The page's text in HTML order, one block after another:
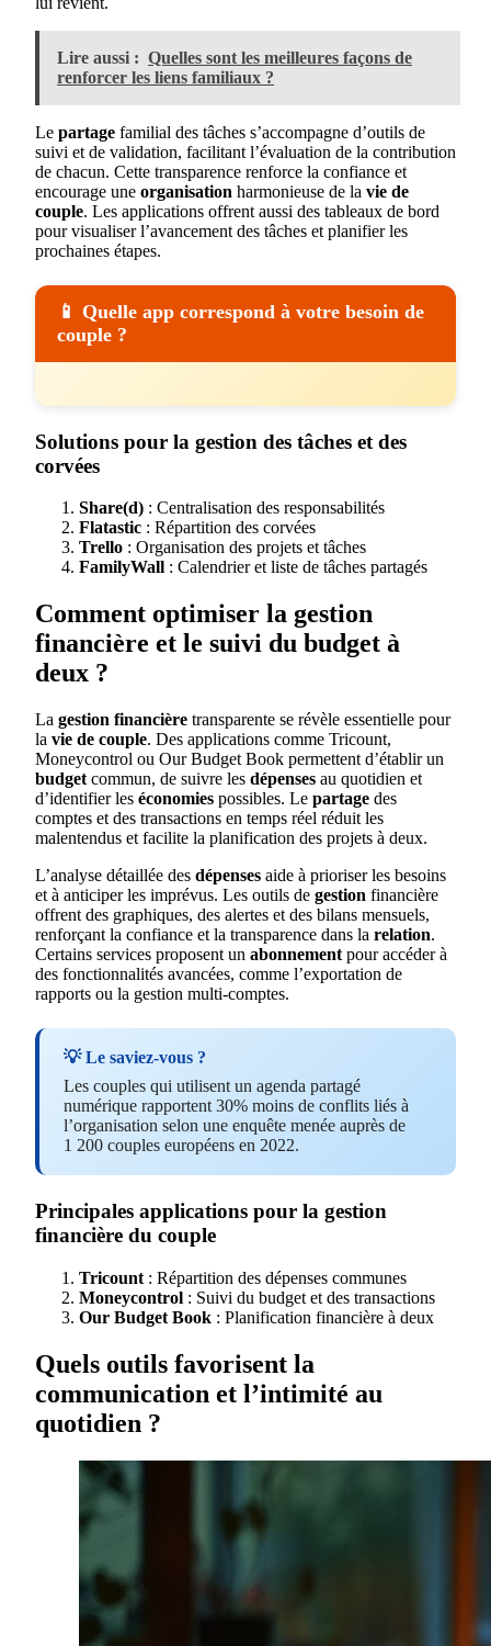
Lire aussi : Quelles sont les meilleures façons de
renforcer les liens familiaux ?
Le partage familial des tâches s’accompagne d’outils de
suivi et de validation, facilitant l’évaluation de la contribution
de chacun. Cette transparence renforce la confiance et
encourage une organisation harmonieuse de la vie de
couple. Les applications offrent aussi des tableaux de bord
pour visualiser l’avancement des tâches et planifier les
prochaines étapes.
📱 Quelle app correspond à votre besoin de
couple ?
Solutions pour la gestion des tâches et des
corvées
Share(d) : Centralisation des responsabilités
Flatastic : Répartition des corvées
Trello : Organisation des projets et tâches
FamilyWall : Calendrier et liste de tâches partagés
Comment optimiser la gestion
financière et le suivi du budget à
deux ?
La gestion financière transparente se révèle essentielle pour
la vie de couple. Des applications comme Tricount,
Moneycontrol ou Our Budget Book permettent d’établir un
budget commun, de suivre les dépenses au quotidien et
d’identifier les économies possibles. Le partage des
comptes et des transactions en temps réel réduit les
malentendus et facilite la planification des projets à deux.
L’analyse détaillée des dépenses aide à prioriser les besoins
et à anticiper les imprévus. Les outils de gestion financière
offrent des graphiques, des alertes et des bilans mensuels,
renforçant la confiance et la transparence dans la relation.
Certains services proposent un abonnement pour accéder à
des fonctionnalités avancées, comme l’exportation de
rapports ou la gestion multi-comptes.
💡 Le saviez-vous ?
Les couples qui utilisent un agenda partagé
numérique rapportent 30% moins de conflits liés à
l’organisation selon une enquête menée auprès de
1 200 couples européens en 2022.
Principales applications pour la gestion
financière du couple
Tricount : Répartition des dépenses communes
Moneycontrol : Suivi du budget et des transactions
Our Budget Book : Planification financière à deux
Quels outils favorisent la
communication et l’intimité au
quotidien ?